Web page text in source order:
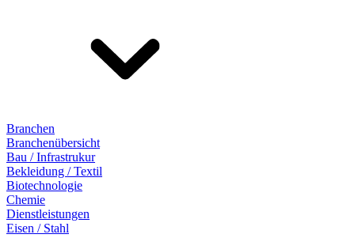
Branchen
Branchenübersicht
Bau / Infrastrukur
Bekleidung / Textil
Biotechnologie
Chemie
Dienstleistungen
Eisen / Stahl